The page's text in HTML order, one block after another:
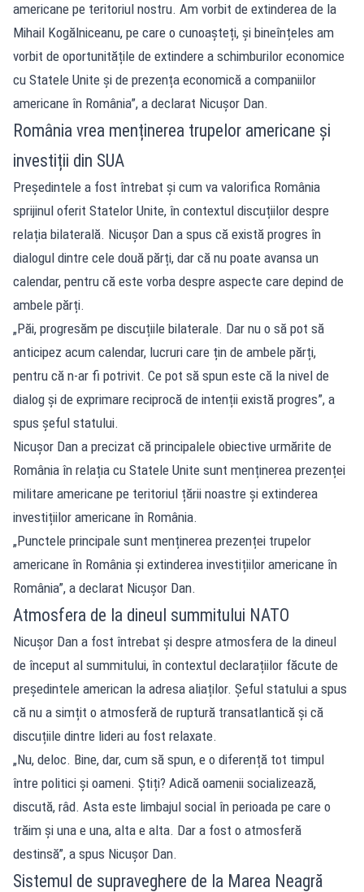
americane pe teritoriul nostru. Am vorbit de extinderea de la
Mihail Kogălniceanu, pe care o cunoașteți, și bineînțeles am
vorbit de oportunitățile de extindere a schimburilor economice
cu Statele Unite și de prezența economică a companiilor
americane în România”, a declarat Nicușor Dan.
România vrea menținerea trupelor americane și
investiții din SUA
Președintele a fost întrebat și cum va valorifica România
sprijinul oferit Statelor Unite, în contextul discuțiilor despre
relația bilaterală. Nicușor Dan a spus că există progres în
dialogul dintre cele două părți, dar că nu poate avansa un
calendar, pentru că este vorba despre aspecte care depind de
ambele părți.
„Păi, progresăm pe discuțiile bilaterale. Dar nu o să pot să
anticipez acum calendar, lucruri care țin de ambele părți,
pentru că n-ar fi potrivit. Ce pot să spun este că la nivel de
dialog și de exprimare reciprocă de intenții există progres”, a
spus șeful statului.
Nicușor Dan a precizat că principalele obiective urmărite de
România în relația cu Statele Unite sunt menținerea prezenței
militare americane pe teritoriul țării noastre și extinderea
investițiilor americane în România.
„Punctele principale sunt menținerea prezenței trupelor
americane în România și extinderea investițiilor americane în
România”, a declarat Nicușor Dan.
Atmosfera de la dineul summitului NATO
Nicușor Dan a fost întrebat și despre atmosfera de la dineul
de început al summitului, în contextul declarațiilor făcute de
președintele american la adresa aliaților. Șeful statului a spus
că nu a simțit o atmosferă de ruptură transatlantică și că
discuțiile dintre lideri au fost relaxate.
„Nu, deloc. Bine, dar, cum să spun, e o diferență tot timpul
între politici și oameni. Știți? Adică oamenii socializează,
discută, râd. Asta este limbajul social în perioada pe care o
trăim și una e una, alta e alta. Dar a fost o atmosferă
destinsă”, a spus Nicușor Dan.
Sistemul de supraveghere de la Marea Neagră